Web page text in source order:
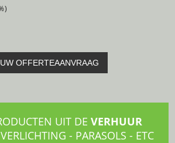
OFFERTEAANVRAAG
UIT DE VERHUUR
VERLICHTING - PARASOLS - ETC